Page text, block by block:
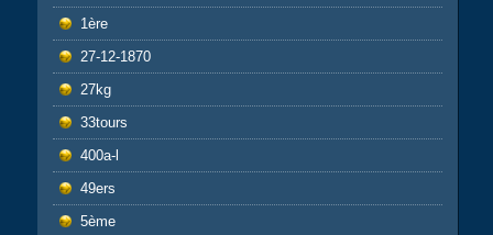
1ère
27-12-1870
27kg
33tours
400a-l
49ers
5ème